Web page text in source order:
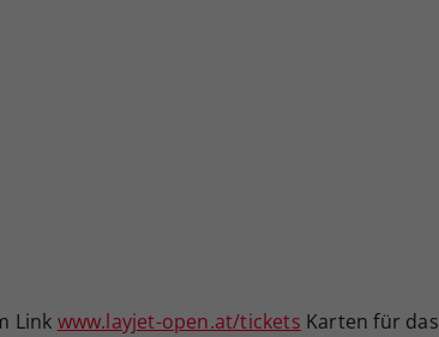
Link www.layjet-open.at/tickets Karten für das